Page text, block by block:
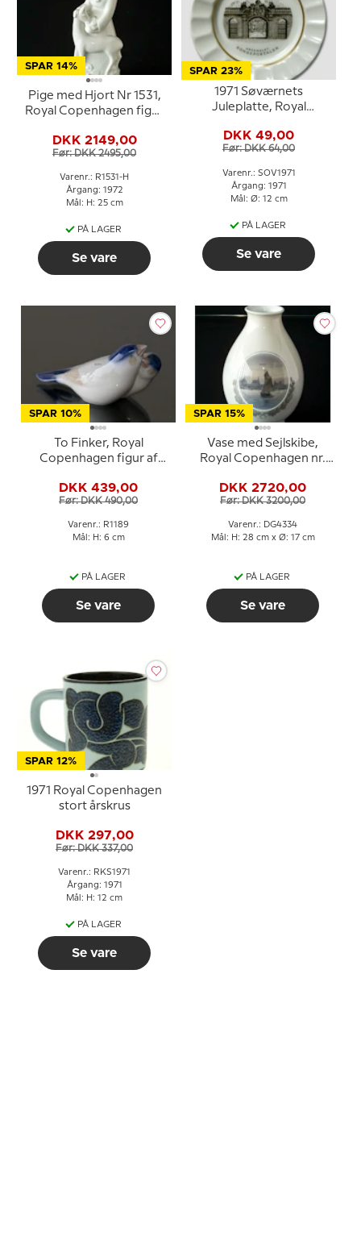
SPAR 14%
Pige med Hjort Nr 1531,
Royal Copenhagen figur
Gunnersson 1972)
DKK 2149,00
Før: DKK 2495,00
Varenr.: R1531-H
Årgang: 1972
Mål: H: 25 cm
PÅ LAGER
Se vare
SPAR 23%
1971 Søværnets
Juleplatte, Royal
DKK 49,00
Før: DKK 64,00
Varenr.: SOV1971
Årgang: 1971
Mål: Ø: 12 cm
PÅ LAGER
Se vare
SPAR 10%
To Finker, Royal
Copenhagen figur af
DKK 439,00
Før: DKK 490,00
Varenr.: R1189
Mål: H: 6 cm
PÅ LAGER
Se vare
SPAR 15%
Vase med Sejlskibe,
Royal Copenhagen nr.
Privat ON or NO
DKK 2720,00
Før: DKK 3200,00
Varenr.: DG4334
Mål: H: 28 cm x Ø: 17 cm
PÅ LAGER
Se vare
SPAR 12%
1971 Royal Copenhagen
stort årskrus
DKK 297,00
Før: DKK 337,00
Varenr.: RKS1971
Årgang: 1971
Mål: H: 12 cm
PÅ LAGER
Se vare